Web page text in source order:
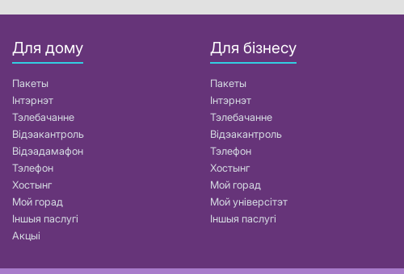
Для дому
Пакеты
Інтэрнэт
Тэлебачанне
Відэакантроль
Відэадамафон
Тэлефон
Хостынг
Мой горад
Іншыя паслугі
Акцыі
Для бізнесу
Пакеты
Інтэрнэт
Тэлебачанне
Відэакантроль
Тэлефон
Хостынг
Мой горад
Мой універсітэт
Іншыя паслугі